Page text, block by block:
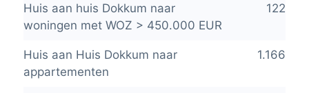
Huis aan huis Dokkum naar
woningen met WOZ > 450.000 EUR
122
Huis aan Huis Dokkum naar
appartementen
1.166